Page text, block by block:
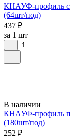
КНАУФ-профиль
(64шт/под)
437 ₽
за 1 шт
В наличии
КНАУФ-профиль
(180шт/под)
252 ₽